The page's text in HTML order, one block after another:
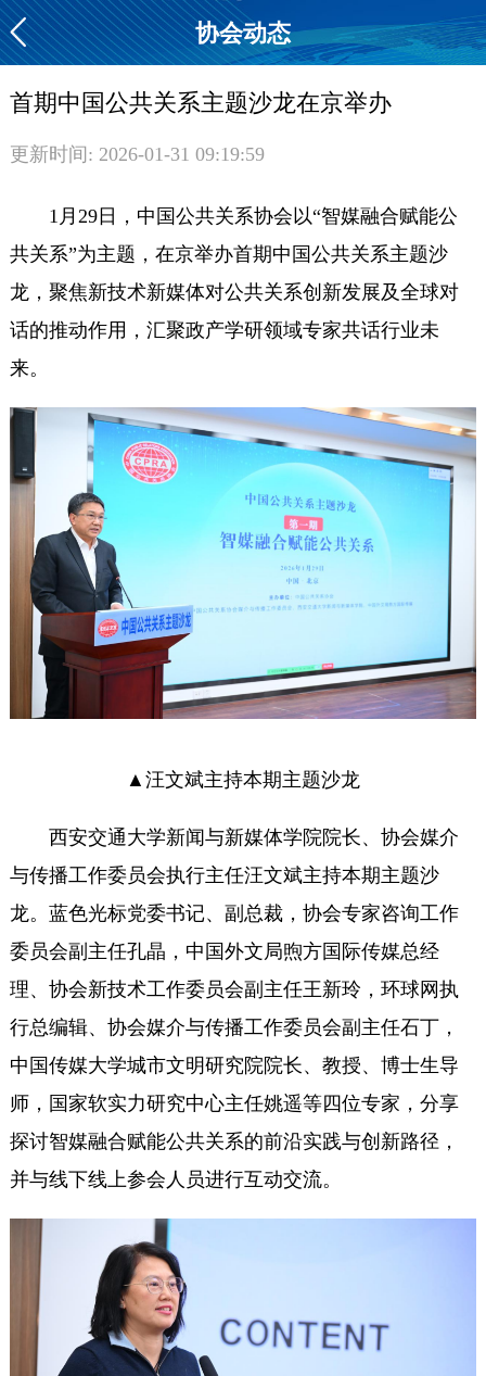
协会动态
首期中国公共关系主题沙龙在京举办
更新时间: 2026-01-31 09:19:59
1月29日，中国公共关系协会以“智媒融合赋能公
共关系”为主题，在京举办首期中国公共关系主题沙
龙，聚焦新技术新媒体对公共关系创新发展及全球对
话的推动作用，汇聚政产学研领域专家共话行业未
来。
▲汪文斌主持本期主题沙龙
西安交通大学新闻与新媒体学院院长、协会媒介
与传播工作委员会执行主任汪文斌主持本期主题沙
龙。蓝色光标党委书记、副总裁，协会专家咨询工作
委员会副主任孔晶，中国外文局煦方国际传媒总经
理、协会新技术工作委员会副主任王新玲，环球网执
行总编辑、协会媒介与传播工作委员会副主任石丁，
中国传媒大学城市文明研究院院长、教授、博士生导
师，国家软实力研究中心主任姚遥等四位专家，分享
探讨智媒融合赋能公共关系的前沿实践与创新路径，
并与线下线上参会人员进行互动交流。